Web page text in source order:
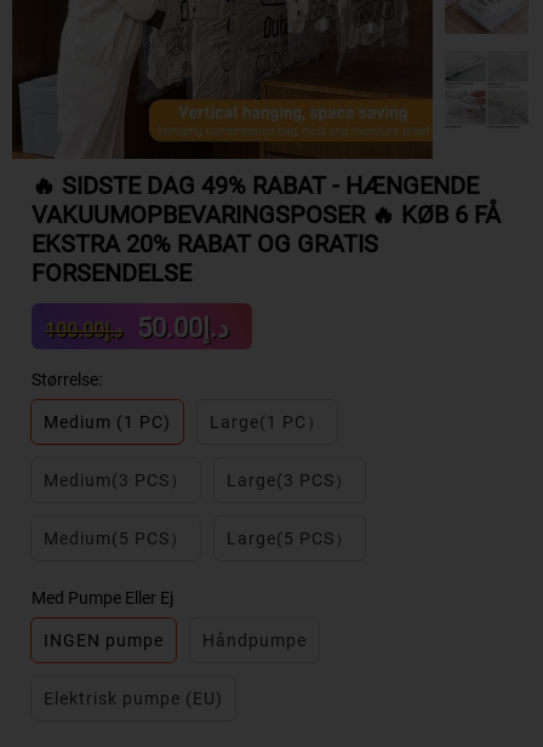
🔥 SIDSTE DAG 49% RABAT - HÆNGENDE
VAKUUMOPBEVARINGSPOSER 🔥 KØB 6 FÅ
EKSTRA 20% RABAT OG GRATIS
FORSENDELSE
Sale
price
د.إ50.00 Regular
price
د.إ100.00
Størrelse:
Medium (1 PC) Large(1 PC）
Medium(3 PCS） Large(3 PCS）
Medium(5 PCS） Large(5 PCS）
Med Pumpe Eller Ej
INGEN pumpe Håndpumpe
Elektrisk pumpe (EU)